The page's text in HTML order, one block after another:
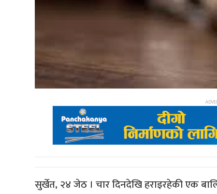
सुर्खेत, २४ जेठ । चार दिनदेखि हराइरहेकी एक